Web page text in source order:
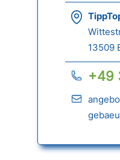
13509
+49